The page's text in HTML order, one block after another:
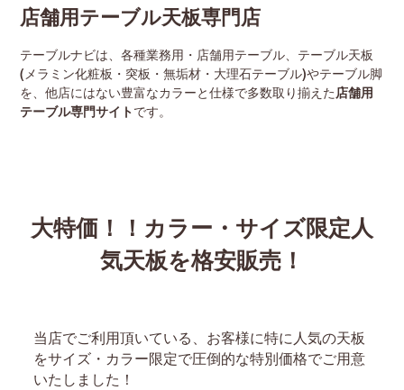
店舗用テーブル天板専門店
テーブルナビは、各種業務用・店舗用テーブル、テーブル天板
(メラミン化粧板・突板・無垢材・大理石テーブル)やテーブル脚
を、他店にはない豊富なカラーと仕様で多数取り揃えた 店舗用
テーブル専門サイトです。
大特価！！カラー・サイズ限定人
気天板を格安販売！
当店でご利用頂いている、お客様に特に人気の天板
をサイズ・カラー限定で圧倒的な特別価格でご用意
いたしました！